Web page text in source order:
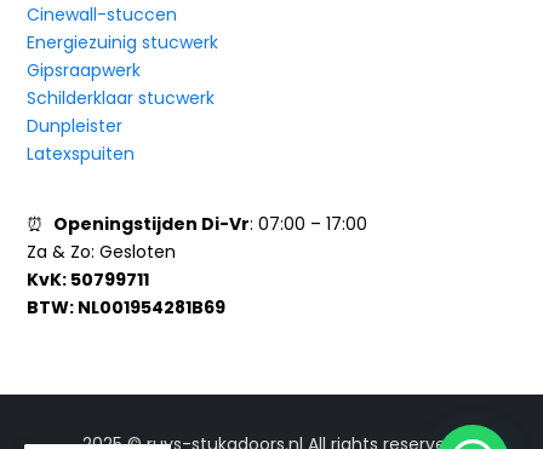
Cinewall-stuccen
Energiezuinig stucwerk
Gipsraapwerk
Schilderklaar stucwerk
Dunpleister
Latexspuiten
⏰ Openingstijden Di-Vr: 07:00 – 17:00
Za & Zo:Gesloten
KvK: 50799711
BTW: NL001954281B69
2025 © ruys-stukadoors.nl All rights reserved.